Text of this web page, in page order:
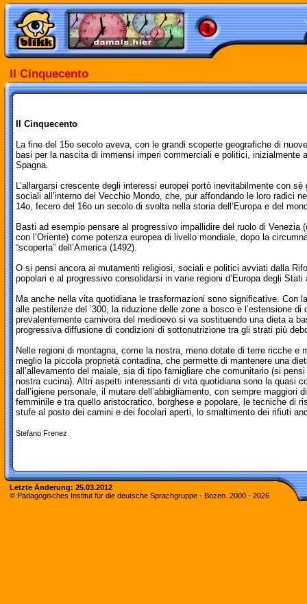
Il Cinquecento
Il Cinquecento
La fine del 15o secolo aveva, con le grandi scoperte geografiche di
basi per la nascita di immensi imperi commerciali e politici, inizialmente
Spagna.
L’allargarsi crescente degli interessi europei portò inevitabilmente con
sociali all’interno del Vecchio Mondo, che, pur affondando le loro radici
14o, fecero del 16o un secolo di svolta nella storia dell’Europa e del
Basti ad esempio pensare al progressivo impallidire del ruolo di Venezia
con l’Oriente) come potenza europea di livello mondiale, dopo la
“scoperta” dell’America (1492).
O si pensi ancora ai mutamenti religiosi, sociali e politici avviati dalla
popolari e al progressivo consolidarsi in varie regioni d’Europa degli Stati
Ma anche nella vita quotidiana le trasformazioni sono significative. Con
alle pestilenze del ‘300, la riduzione delle zone a bosco e l’estensione
prevalentemente carnivora del medioevo si va sostituendo una dieta a
progressiva diffusione di condizioni di sottonutrizione tra gli strati più
Nelle regioni di montagna, come la nostra, meno dotate di terre ricche e
meglio la piccola proprietà contadina, che permette di mantenere una
all’allevamento del maiale, sia di tipo famigliare che comunitario (si
nostra cucina). Altri aspetti interessanti di vita quotidiana sono la quasi
dall’igiene personale, il mutare dell’abbigliamento, con sempre maggiori
femminile e tra quello aristocratico, borghese e popolare, le tecniche di
stufe al posto dei camini e dei focolari aperti, lo smaltimento dei rifiuti
Stefano Frenez
Letzte Änderung: 25.03.2012
© Pädagogisches Institut für die deutsche Sprachgruppe - Bozen. 2000 - 2026